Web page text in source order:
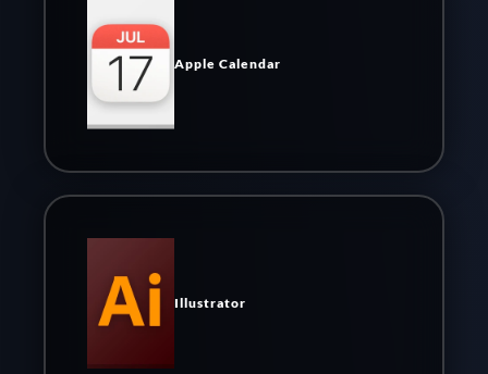
Apple Calendar
Illustrator